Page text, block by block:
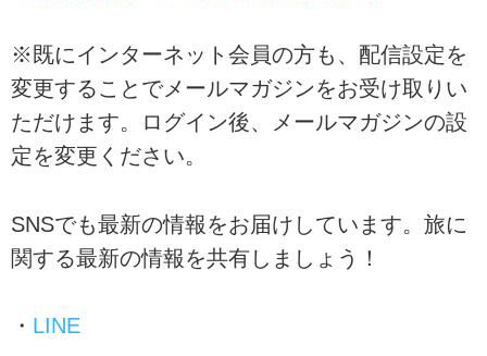
※既にインターネット会員の方も、配信設定を
変更することでメールマガジンをお受け取りい
ただけます。ログイン後、メールマガジンの設
定を変更ください。
SNSでも最新の情報をお届けしています。旅に
関する最新の情報を共有しましょう！
・ LINE